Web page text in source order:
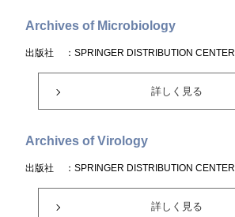
Archives of Microbiology
出版社 ：SPRINGER DISTRIBUTION CENTER
詳しく見る
Archives of Virology
出版社 ：SPRINGER DISTRIBUTION CENTER
詳しく見る